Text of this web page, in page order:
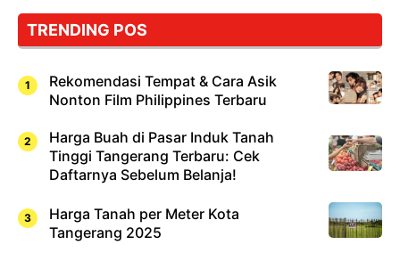
Cuma
Sushi!
TRENDING POS
Rekomendasi Tempat & Cara Asik
Nonton Film Philippines Terbaru
Harga Buah di Pasar Induk Tanah
Tinggi Tangerang Terbaru: Cek
Daftarnya Sebelum Belanja!
Harga Tanah per Meter Kota
Tangerang 2025